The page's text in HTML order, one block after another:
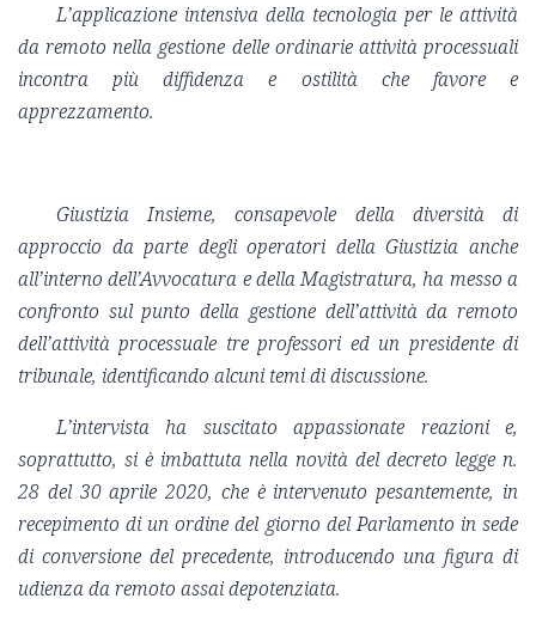
L’applicazione intensiva della tecnologia per le attività
da remoto nella gestione delle ordinarie attività processuali
incontra più diffidenza e ostilità che favore e
apprezzamento.
Giustizia Insieme, consapevole della diversità di
approccio da parte degli operatori della Giustizia anche
all’interno dell’Avvocatura e della Magistratura, ha messo a
confronto sul punto della gestione dell’attività da remoto
dell’attività processuale tre professori ed un presidente di
tribunale, identificando alcuni temi di discussione.
L’intervista ha suscitato appassionate reazioni e,
soprattutto, si è imbattuta nella novità del decreto legge n.
28 del 30 aprile 2020, che è intervenuto pesantemente, in
recepimento di un ordine del giorno del Parlamento in sede
di conversione del precedente, introducendo una figura di
udienza da remoto assai depotenziata.